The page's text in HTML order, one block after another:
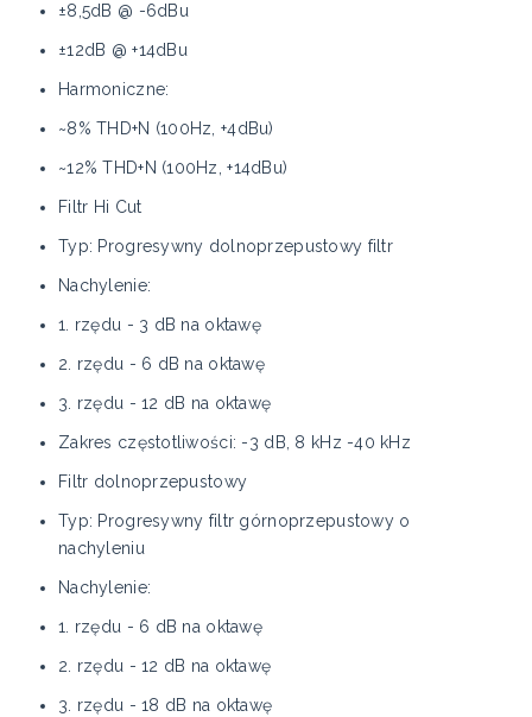
±8,5dB @ -6dBu
±12dB @ +14dBu
Harmoniczne:
~8% THD+N (100Hz, +4dBu)
~12% THD+N (100Hz, +14dBu)
Filtr Hi Cut
Typ: Progresywny dolnoprzepustowy filtr
Nachylenie:
1. rzędu - 3 dB na oktawę
2. rzędu - 6 dB na oktawę
3. rzędu - 12 dB na oktawę
Zakres częstotliwości: -3 dB, 8 kHz -40 kHz
Filtr dolnoprzepustowy
Typ: Progresywny filtr górnoprzepustowy o
nachyleniu
Nachylenie:
1. rzędu - 6 dB na oktawę
2. rzędu - 12 dB na oktawę
3. rzędu - 18 dB na oktawę